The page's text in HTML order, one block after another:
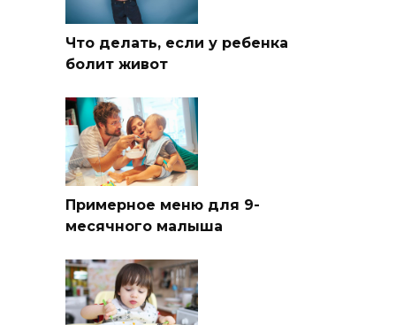
Что делать, если у ребенка
болит живот
Примерное меню для 9-
месячного малыша